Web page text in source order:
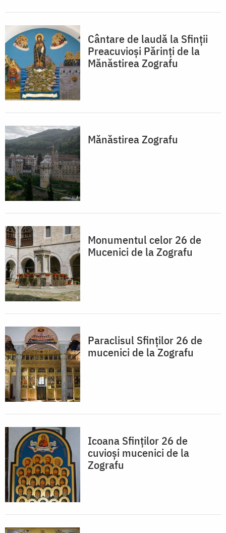
Cântare de laudă la Sfinţii
Preacuvioşi Părinţi de la
Mănăstirea Zografu
Mănăstirea Zografu
Monumentul celor 26 de
Mucenici de la Zografu
Paraclisul Sfinților 26 de
mucenici de la Zografu
Icoana Sfinţilor 26 de
cuvioşi mucenici de la
Zografu